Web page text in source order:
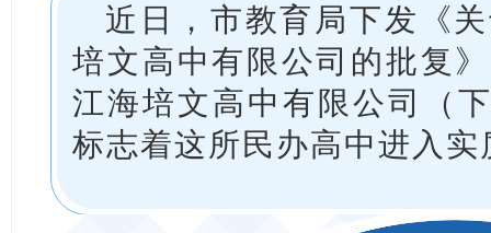
近日，市教育局下发《
培文高中有限公司的批复
江海培文高中有限公司（
标志着这所民办高中进入